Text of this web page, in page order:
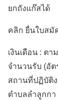
ยกถังแก๊สได้
คลิก ยื่นใบสมั
เงินเดือน : ตา
จำนวนรับ (อัต
สถานที่ปฏิบัติ
ตำบลลำลูกกา